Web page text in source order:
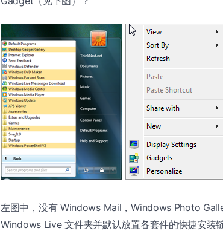
左图中，没有 Windows Mail，Windows Photo
Windows Live 文件夹并默认放置各套件的快捷安